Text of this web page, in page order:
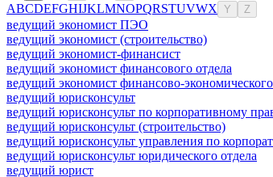
ABCDEFGHIJKLMNOPQRSTUVWX Y Z
ведущий экономист ПЭО
ведущий экономист (строительство)
ведущий экономист-финансист
ведущий экономист финансового отдела
ведущий экономист финансово-экономического
ведущий юрисконсульт
ведущий юрисконсульт по корпоративному
ведущий юрисконсульт (строительство)
ведущий юрисконсульт управления по
ведущий юрисконсульт юридического отдела
ведущий юрист